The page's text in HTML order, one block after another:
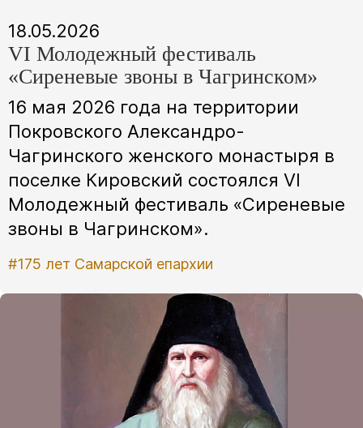
18.05.2026
VI Молодежный фестиваль
«Сиреневые звоны в Чагринском»
16 мая 2026 года на территории
Покровского Александро-
Чагринского женского монастыря в
поселке Кировский состоялся VI
Молодежный фестиваль «Сиреневые
звоны в Чагринском».
#175 лет Самарской епархии